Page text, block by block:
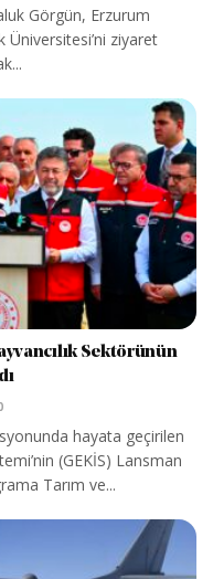
Görgün, Erzurum
Üniversitesi’ni ziyaret
Sektörünün
hayata geçirilen
(GEKİS) Lansman
Tarım ve...